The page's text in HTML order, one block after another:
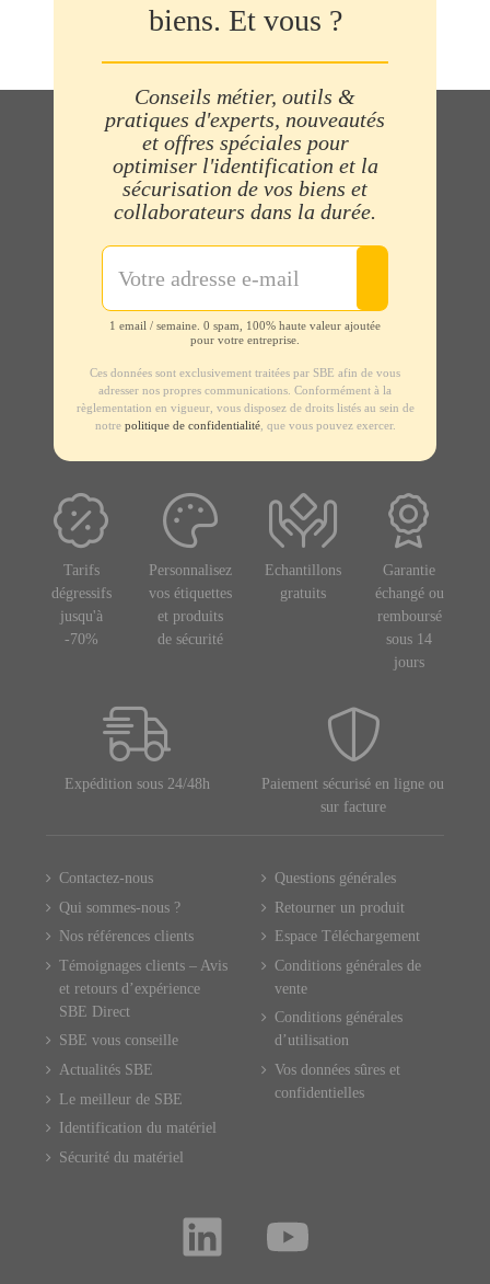
biens. Et vous ?
Conseils métier, outils &
pratiques d'experts, nouveautés
et offres spéciales pour
optimiser l'identification et la
sécurisation de vos biens et
collaborateurs dans la durée.
1 email / semaine. 0 spam, 100% haute valeur ajoutée
pour votre entreprise.
Ces données sont exclusivement traitées par SBE afin de vous
adresser nos propres communications. Conformément à la
règlementation en vigueur, vous disposez de droits listés au sein de
notre politique de confidentialité, que vous pouvez exercer.
Tarifs
dégressifs
jusqu'à
-70%
Personnalisez
vos étiquettes
et produits
de sécurité
Echantillons
gratuits
Garantie
échangé ou
remboursé
sous 14
jours
Expédition sous 24/48h
Paiement sécurisé en ligne ou
sur facture
Contactez-nous
Qui sommes-nous ?
Nos références clients
Témoignages clients – Avis
et retours d’expérience
SBE Direct
SBE vous conseille
Actualités SBE
Le meilleur de SBE
Identification du matériel
Sécurité du matériel
Questions générales
Retourner un produit
Espace Téléchargement
Conditions générales de
vente
Conditions générales
d’utilisation
Vos données sûres et
confidentielles